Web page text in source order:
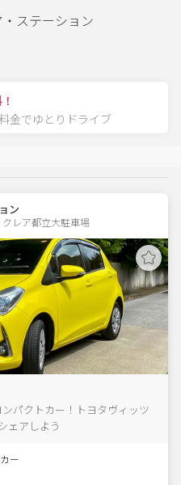
ステーション
金でゆとりドライブ
ン
レア都立大駐車場
パクトカー！トヨタヴィッツ
ェアしよう
ー